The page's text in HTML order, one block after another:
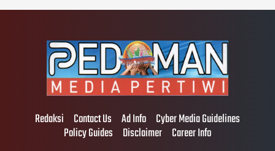
Redaksi Contact Us Ad Info Cyber Media Guidelines
Policy Guides Disclaimer Career Info